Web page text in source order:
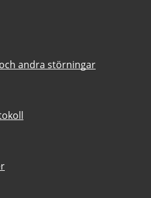
andra störningar